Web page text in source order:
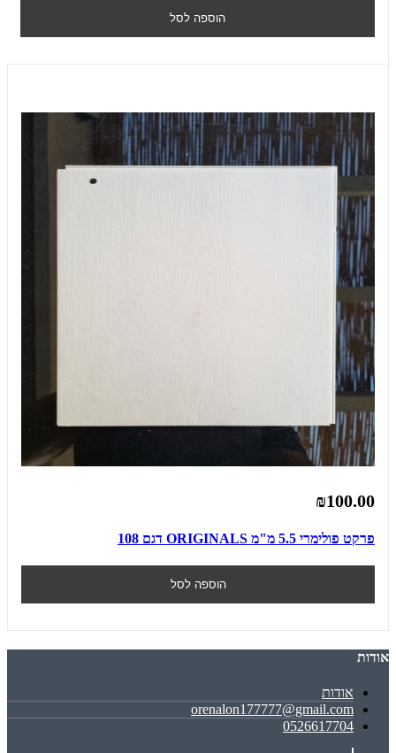
הוספה לסל
₪100.00
פרקט פולימרי 5.5 מ"מ ORIGINALS דגם 108
הוספה לסל
אודות
אודות
orenalon177777@gmail.com
0526617704